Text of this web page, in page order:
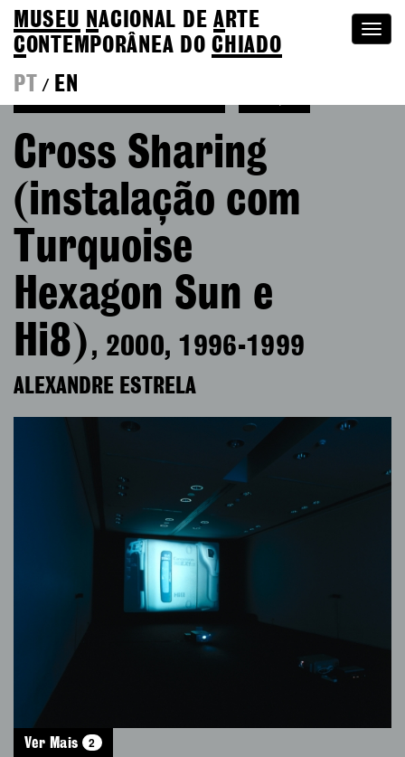
MUSEU NACIONAL DEA RTE
CONTEMPORÂNEA DOCHIADO
PT
/ EN
Cross Sharing
(instalação com
Turquoise
Hexagon Sun e
Hi8) , 2000, 1996-1999
ALEXANDRE ESTRELA
Ver Mais 2